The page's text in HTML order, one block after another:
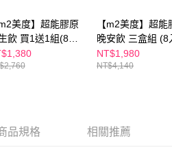
用戶之使用額度並採取法律行動。
查看運費
查看運費
m2美度】超能膠原
飲 買1送1組(8入/
藝珍代言-膠原蛋
【m2美度】超能
晚安飲 三盒組 (8
NT$1,980
NT$4,140
品規格 相關推薦